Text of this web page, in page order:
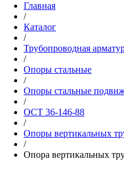
Главная
/
Каталог
/
Трубопроводная
/
Опоры стальные
/
Опоры стальные
/
ОСТ 36-146-88
/
Опоры вертикальных
/
Опора вертикальных